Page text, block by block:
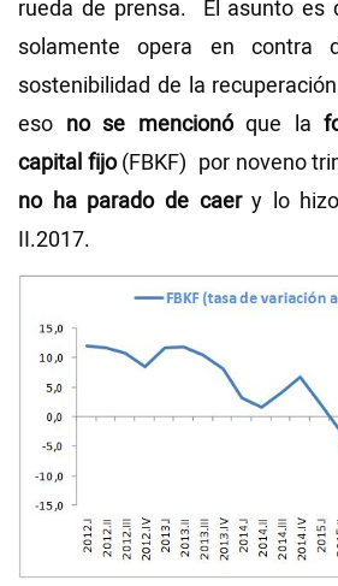
rueda de prensa. El asunto es
solamente opera en
sostenibilidad de la
eso no se mencionóque la
capital fijo(FBKF) por noveno
no ha parado de caery lo hizo
II.2017.